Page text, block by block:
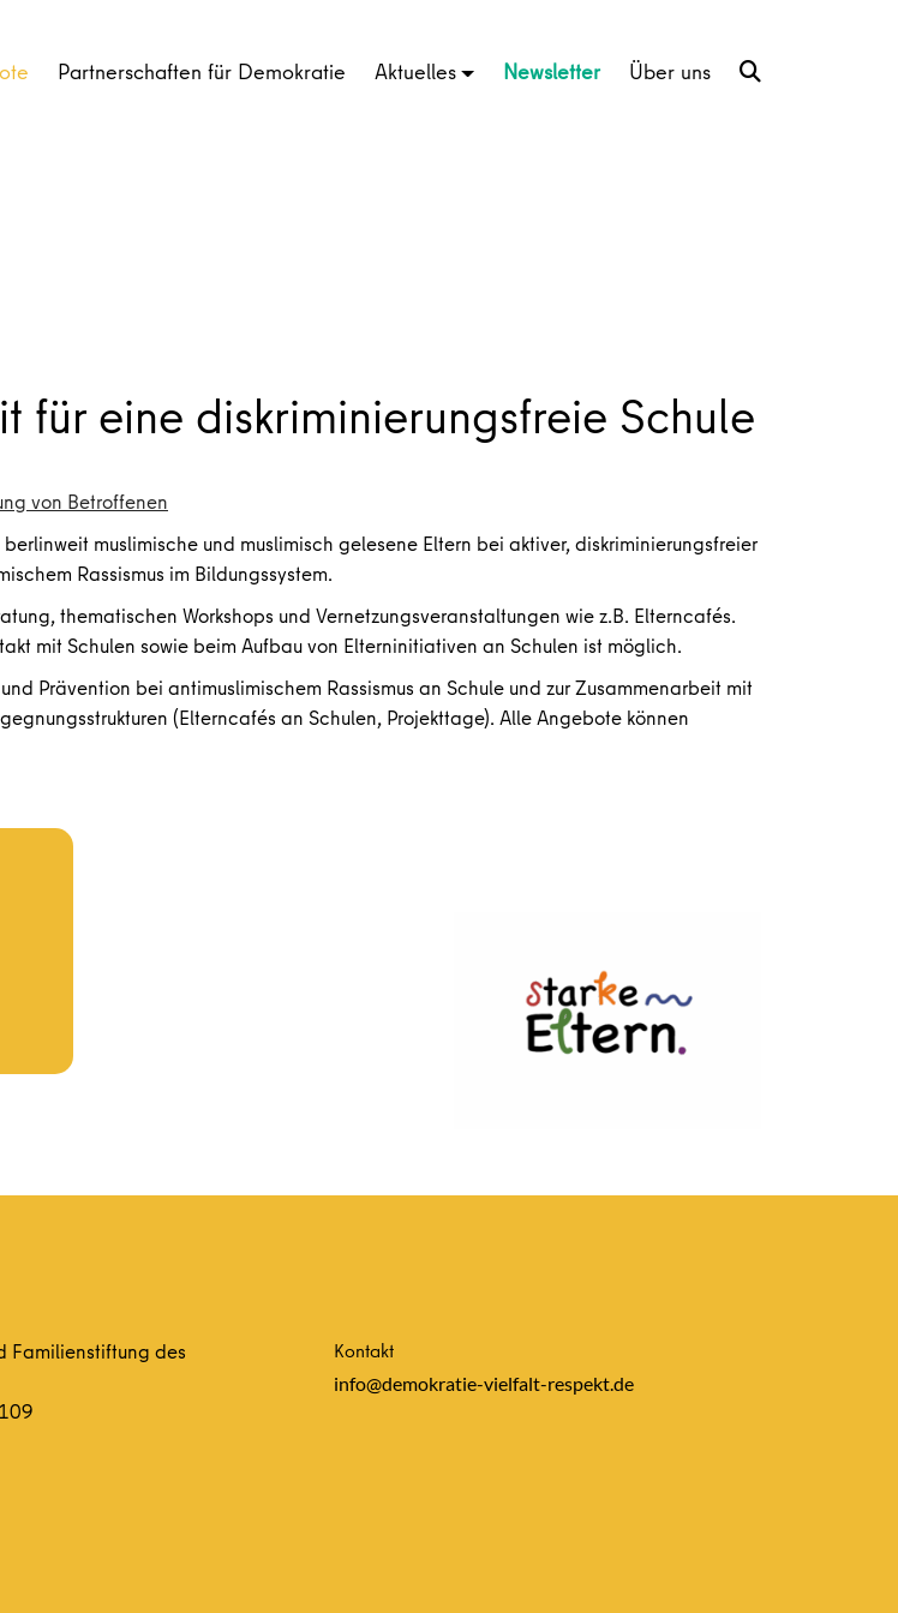
Partnerschaften für Demokratie Aktuelles Newsletter Über uns
für eine diskriminierungsfreie Schule
von Betroffenen
muslimische und muslimisch gelesene Eltern bei aktiver, diskriminierungsfreier
Rassismus im Bildungssystem.
thematischen Workshops und Vernetzungsveranstaltungen wie z.B. Elterncafés.
mit Schulen sowie beim Aufbau von Elterninitiativen an Schulen ist möglich.
Prävention bei antimuslimischem Rassismus an Schule und zur Zusammenarbeit mit
(Elterncafés an Schulen, Projekttage). Alle Angebote können
Familienstiftung des
Kontakt
info@demokratie-vielfalt-respekt.de